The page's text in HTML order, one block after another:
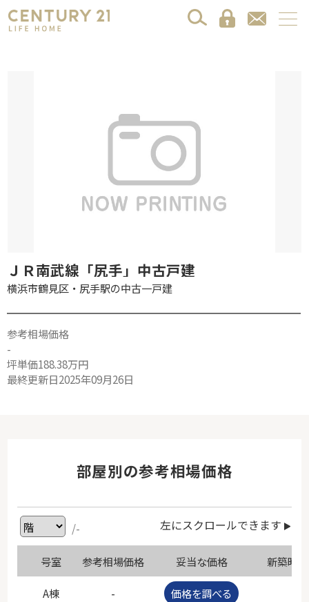
ＪＲ南武線「尻手」中古戸建
横浜市鶴見区・尻手駅の中古一戸建
参考相場価格
-
坪単価188.38万円
最終更新日2025年09月26日
部屋別の参考相場価格
/- 左にスクロールできます
号室 参考相場価格 妥当な価格 新築時
A棟 - 価格を調べる